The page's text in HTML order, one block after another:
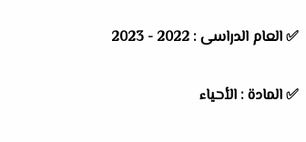
✅العام الدراسى : 2022 - 2023
✅المادة : الأحياء